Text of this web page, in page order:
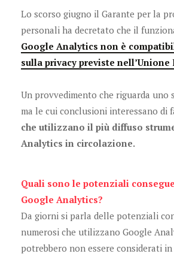
Lo scorso giugno il Garante per la
personali ha decretato che il
Google Analytics non è
sulla privacy previste nell’Unione
Un provvedimento che riguarda uno
ma le cui conclusioni interessano di
che utilizzano il più diffuso
Analytics in circolazione.
Quali sono le potenziali
Google Analytics?
Da giorni si parla delle potenziali
numerosi che utilizzano Google
potrebbero non essere considerati